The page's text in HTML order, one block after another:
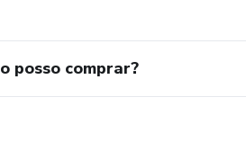
posso comprar?